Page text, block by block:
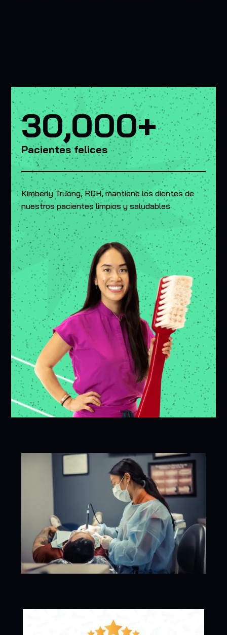
30,000+
Pacientes felices
Kimberly Truong, RDH, mantiene los dientes de
nuestros pacientes limpios y saludables